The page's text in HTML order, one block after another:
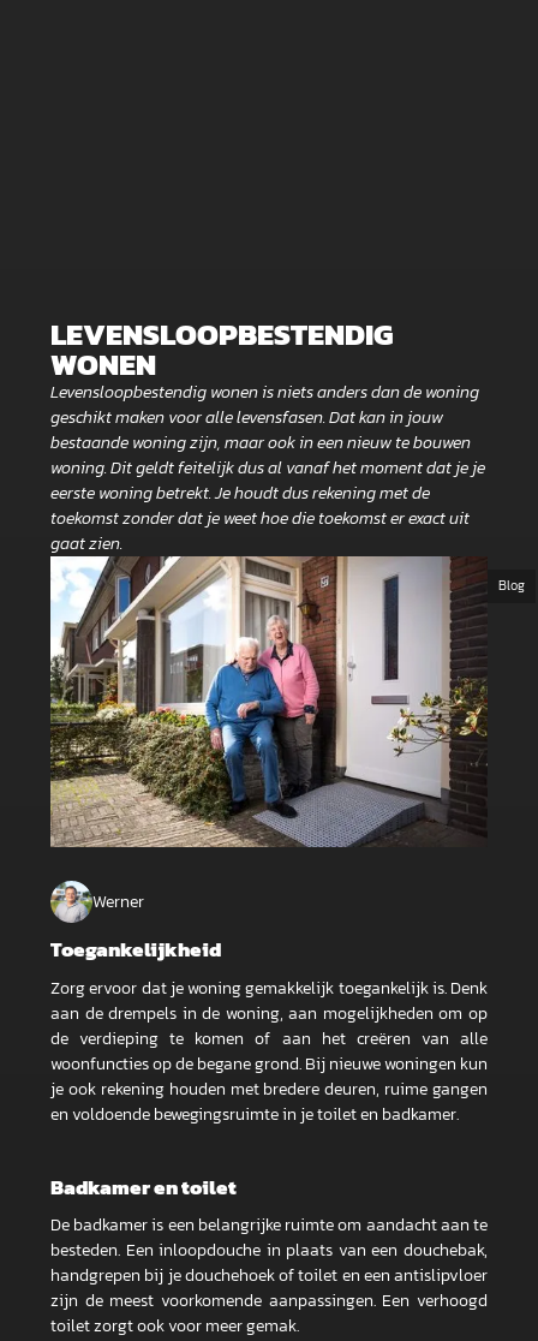
LEVENSLOOPBESTENDIG
WONEN
Levensloopbestendig wonen is niets anders dan de woning
geschikt maken voor alle levensfasen. Dat kan in jouw
bestaande woning zijn, maar ook in een nieuw te bouwen
woning. Dit geldt feitelijk dus al vanaf het moment dat je je
eerste woning betrekt. Je houdt dus rekening met de
toekomst zonder dat je weet hoe die toekomst er exact uit
gaat zien.
Blog
Werner
Toegankelijkheid
Zorg ervoor dat je woning gemakkelijk toegankelijk is. Denk
aan de drempels in de woning, aan mogelijkheden om op
de verdieping te komen of aan het creëren van alle
woonfuncties op de begane grond. Bij nieuwe woningen kun
je ook rekening houden met bredere deuren, ruime gangen
en voldoende bewegingsruimte in je toilet en badkamer.
Badkamer en toilet
De badkamer is een belangrijke ruimte om aandacht aan te
besteden. Een inloopdouche in plaats van een douchebak,
handgrepen bij je douchehoek of toilet en een antislipvloer
zijn de meest voorkomende aanpassingen. Een verhoogd
toilet zorgt ook voor meer gemak.